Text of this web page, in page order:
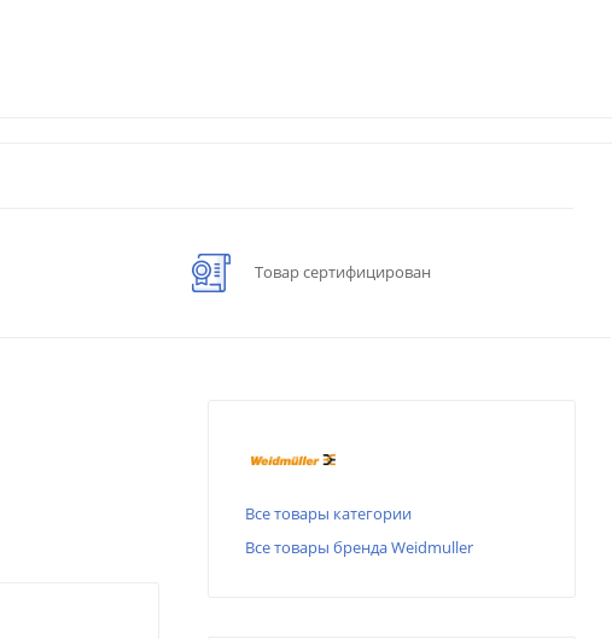
Товар сертифицирован
Все товары категории
Все товары бренда Weidmuller